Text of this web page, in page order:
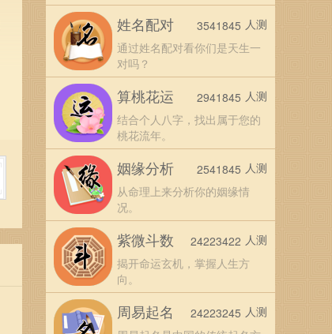
姓名配对
通过姓名配对看你们是天生一
对吗？
3541845 人测
算桃花运
结合个人八字，找出属于您的
桃花流年。
2941845 人测
姻缘分析
从命理上来分析你的姻缘情
况。
2541845 人测
紫微斗数
揭开命运玄机，掌握人生方
向。
24223422 人测
周易起名 24223245 人测